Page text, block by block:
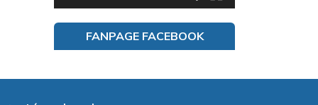
FANPAGE FACEBOOK